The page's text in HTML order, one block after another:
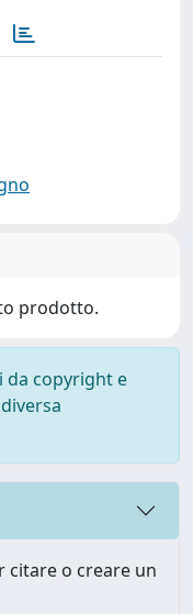
prodotto.
da copyright e
citare o creare un